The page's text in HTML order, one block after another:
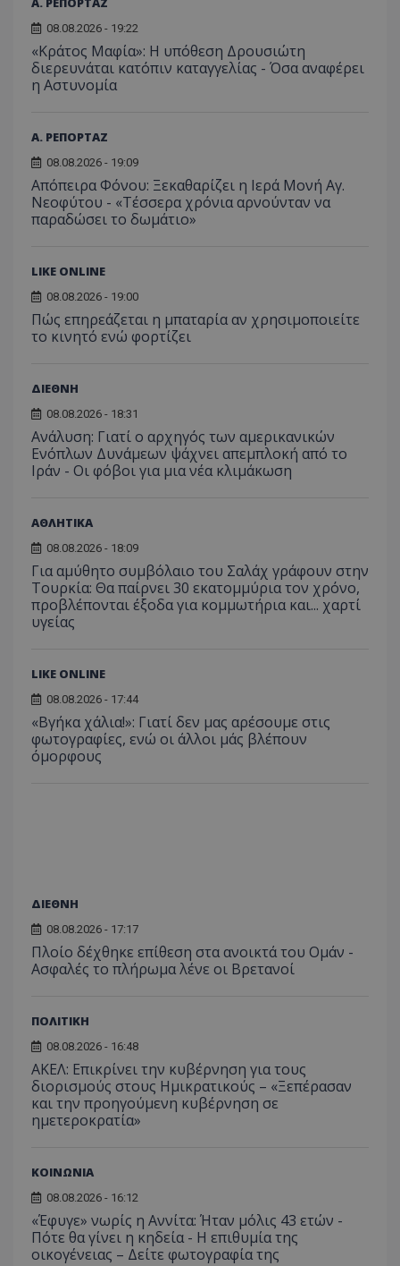
08.08.2026 - 19:22
«Κράτος Μαφία»: Η υπόθεση Δρουσιώτη
διερευνάται κατόπιν καταγγελίας - Όσα αναφέρει
η Αστυνομία
Α. ΡΕΠΟΡΤΑΖ
08.08.2026 - 19:09
Απόπειρα Φόνου: Ξεκαθαρίζει η Ιερά Μονή Αγ.
Νεοφύτου - «Τέσσερα χρόνια αρνούνταν να
παραδώσει το δωμάτιο»
LIKE ONLINE
08.08.2026 - 19:00
Πώς επηρεάζεται η μπαταρία αν χρησιμοποιείτε
το κινητό ενώ φορτίζει
ΔΙΕΘΝΗ
08.08.2026 - 18:31
Ανάλυση: Γιατί ο αρχηγός των αμερικανικών
Ενόπλων Δυνάμεων ψάχνει απεμπλοκή από το
Ιράν - Οι φόβοι για μια νέα κλιμάκωση
ΑΘΛΗΤΙΚΑ
08.08.2026 - 18:09
Για αμύθητο συμβόλαιο του Σαλάχ γράφουν στην
Τουρκία: Θα παίρνει 30 εκατομμύρια τον χρόνο,
προβλέπονται έξοδα για κομμωτήρια και... χαρτί
υγείας
LIKE ONLINE
08.08.2026 - 17:44
«Βγήκα χάλια!»: Γιατί δεν μας αρέσουμε στις
φωτογραφίες, ενώ οι άλλοι μάς βλέπουν
όμορφους
ΔΙΕΘΝΗ
08.08.2026 - 17:17
Πλοίο δέχθηκε επίθεση στα ανοικτά του Ομάν -
Ασφαλές το πλήρωμα λένε οι Βρετανοί
ΠΟΛΙΤΙΚΗ
08.08.2026 - 16:48
ΑΚΕΛ: Επικρίνει την κυβέρνηση για τους
διορισμούς στους Ημικρατικούς – «Ξεπέρασαν
και την προηγούμενη κυβέρνηση σε
ημετεροκρατία»
ΚΟΙΝΩΝΙΑ
08.08.2026 - 16:12
«Έφυγε» νωρίς η Αννίτα: Ήταν μόλις 43 ετών -
Πότε θα γίνει η κηδεία - Η επιθυμία της
οικογένειας – Δείτε φωτογραφία της
_ga_J7RS52TMNC